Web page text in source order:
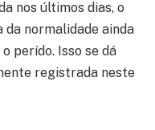
nos últimos dias, o
normalidade ainda
perído. Isso se dá
registrada neste